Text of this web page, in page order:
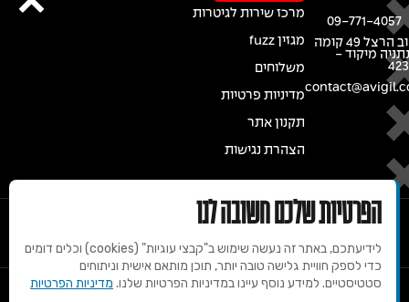
רחוב הרצל 49 קומה
מיקוד -
09-771-4057
מרכז שירות לגיטרות
מגזין fuzz
משלוחים
מדיניות פרטיות
תקנון אתר
הצהרת נגישות
הפרטיות שלכם חשובה לנו
לידיעתכם, באתר זה נעשה שימוש ב"קבצי עוגיות" (cookies) וכלים דומים
כדי לספק חוויית גלישה טובה יותר, תוכן מותאם אישית וניתוחים
סטטיסטיים. למידע נוסף עיינו במדיניות הפרטיות שלנו. מדיניות הפרטיות